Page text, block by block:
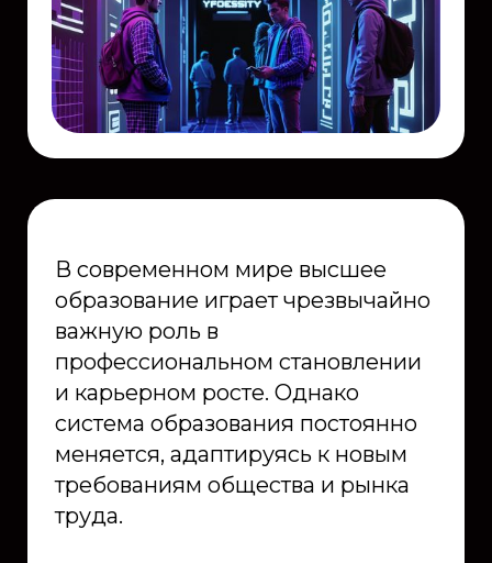
В современном мире высшее
образование играет чрезвычайно
важную роль в
профессиональном становлении
и карьерном росте. Однако
система образования постоянно
меняется, адаптируясь к новым
требованиям общества и рынка
труда.